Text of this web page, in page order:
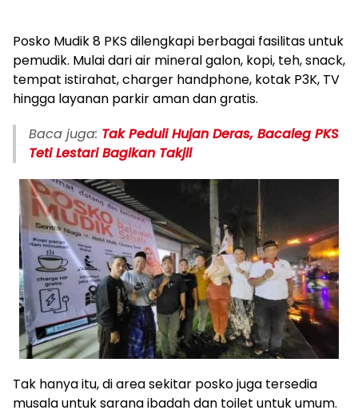
Posko Mudik 8 PKS dilengkapi berbagai fasilitas untuk
pemudik. Mulai dari air mineral galon, kopi, teh, snack,
tempat istirahat, charger handphone, kotak P3K, TV
hingga layanan parkir aman dan gratis.
Baca juga: Tak Peduli Hujan Deras, Bacaleg PKS
Teti Lestari Bagikan Takjil
Tak hanya itu, di area sekitar posko juga tersedia
musala untuk sarana ibadah dan toilet untuk umum.